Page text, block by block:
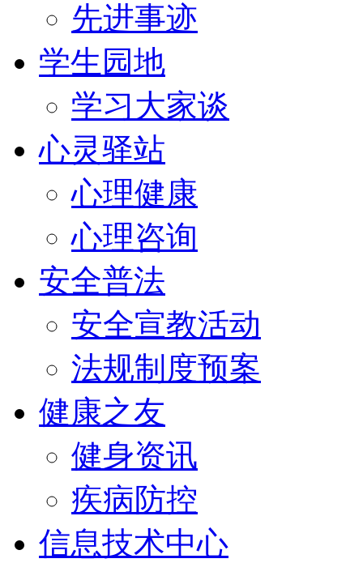
先进事迹
学生园地
学习大家谈
心灵驿站
心理健康
心理咨询
安全普法
安全宣教活动
法规制度预案
健康之友
健身资讯
疾病防控
信息技术中心